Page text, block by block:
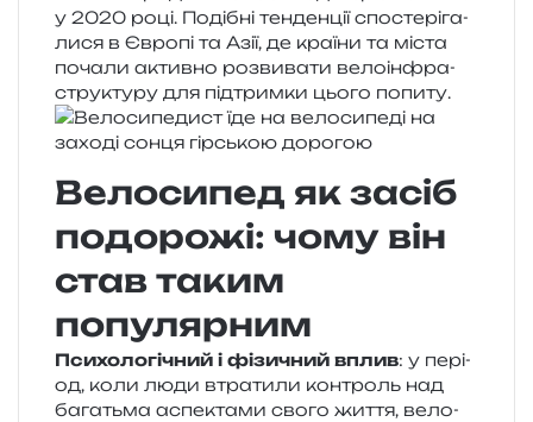
у 2020 році. Подібні тен­ден­ції спо­сте­рі­га­
ли­ся в Європі та Азії, де кра­ї­ни та міста
поча­ли актив­но роз­ви­ва­ти вело­ін­фра­
стру­кту­ру для під­трим­ки цього попиту.
Велосипед як засіб
подорожі: чому він
став таким
популярним
Психологічний і фізи­чний вплив: у пері­
од, коли люди втра­ти­ли кон­троль над
бага­тьма аспе­кта­ми свого життя, вело­